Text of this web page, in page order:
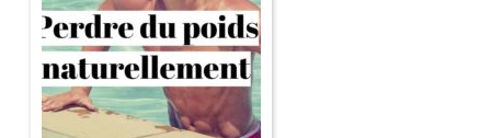
on line121
Le lâcher prise a pour
principal objectif de vous
sentir mieux. On a tous des
idées négatives qui polluent